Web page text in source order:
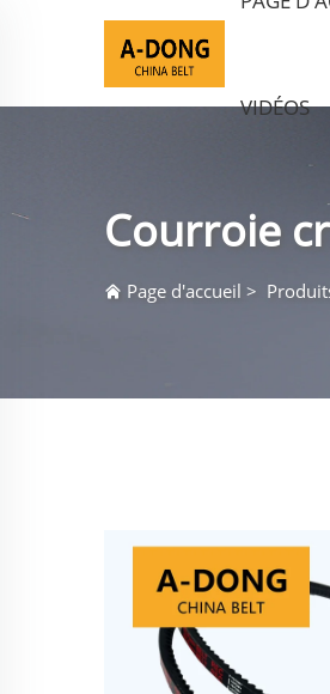
VIDÉOS
Courroie
Page d'accueil >